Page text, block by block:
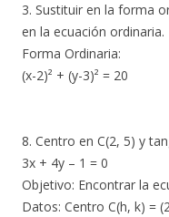
3. Sustituir en la forma
en la ecuación ordinaria.
Forma Ordinaria:
(x-2)² + (y-3)² = 20
8. Centro en C(2, 5) y
3x + 4y – 1 = 0
​Objetivo: Encontrar la
​Datos: Centro C(h, k) =